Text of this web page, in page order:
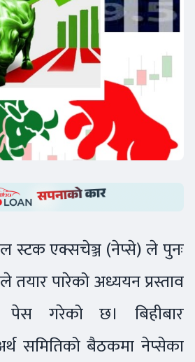
स्टक एक्सचेञ्ज (नेप्से) ले पुनः
तयार पारेको अध्ययन प्रस्ताव
पेस गरेको छ। बिहीबार
समितिको बैठकमा नेप्सेका